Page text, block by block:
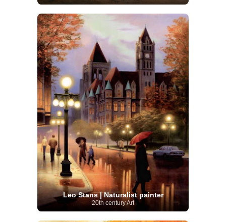
Leo Stans | Naturalist painter
20th century Art